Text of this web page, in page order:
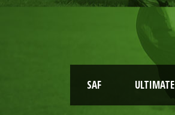
SAF ULTIMATE